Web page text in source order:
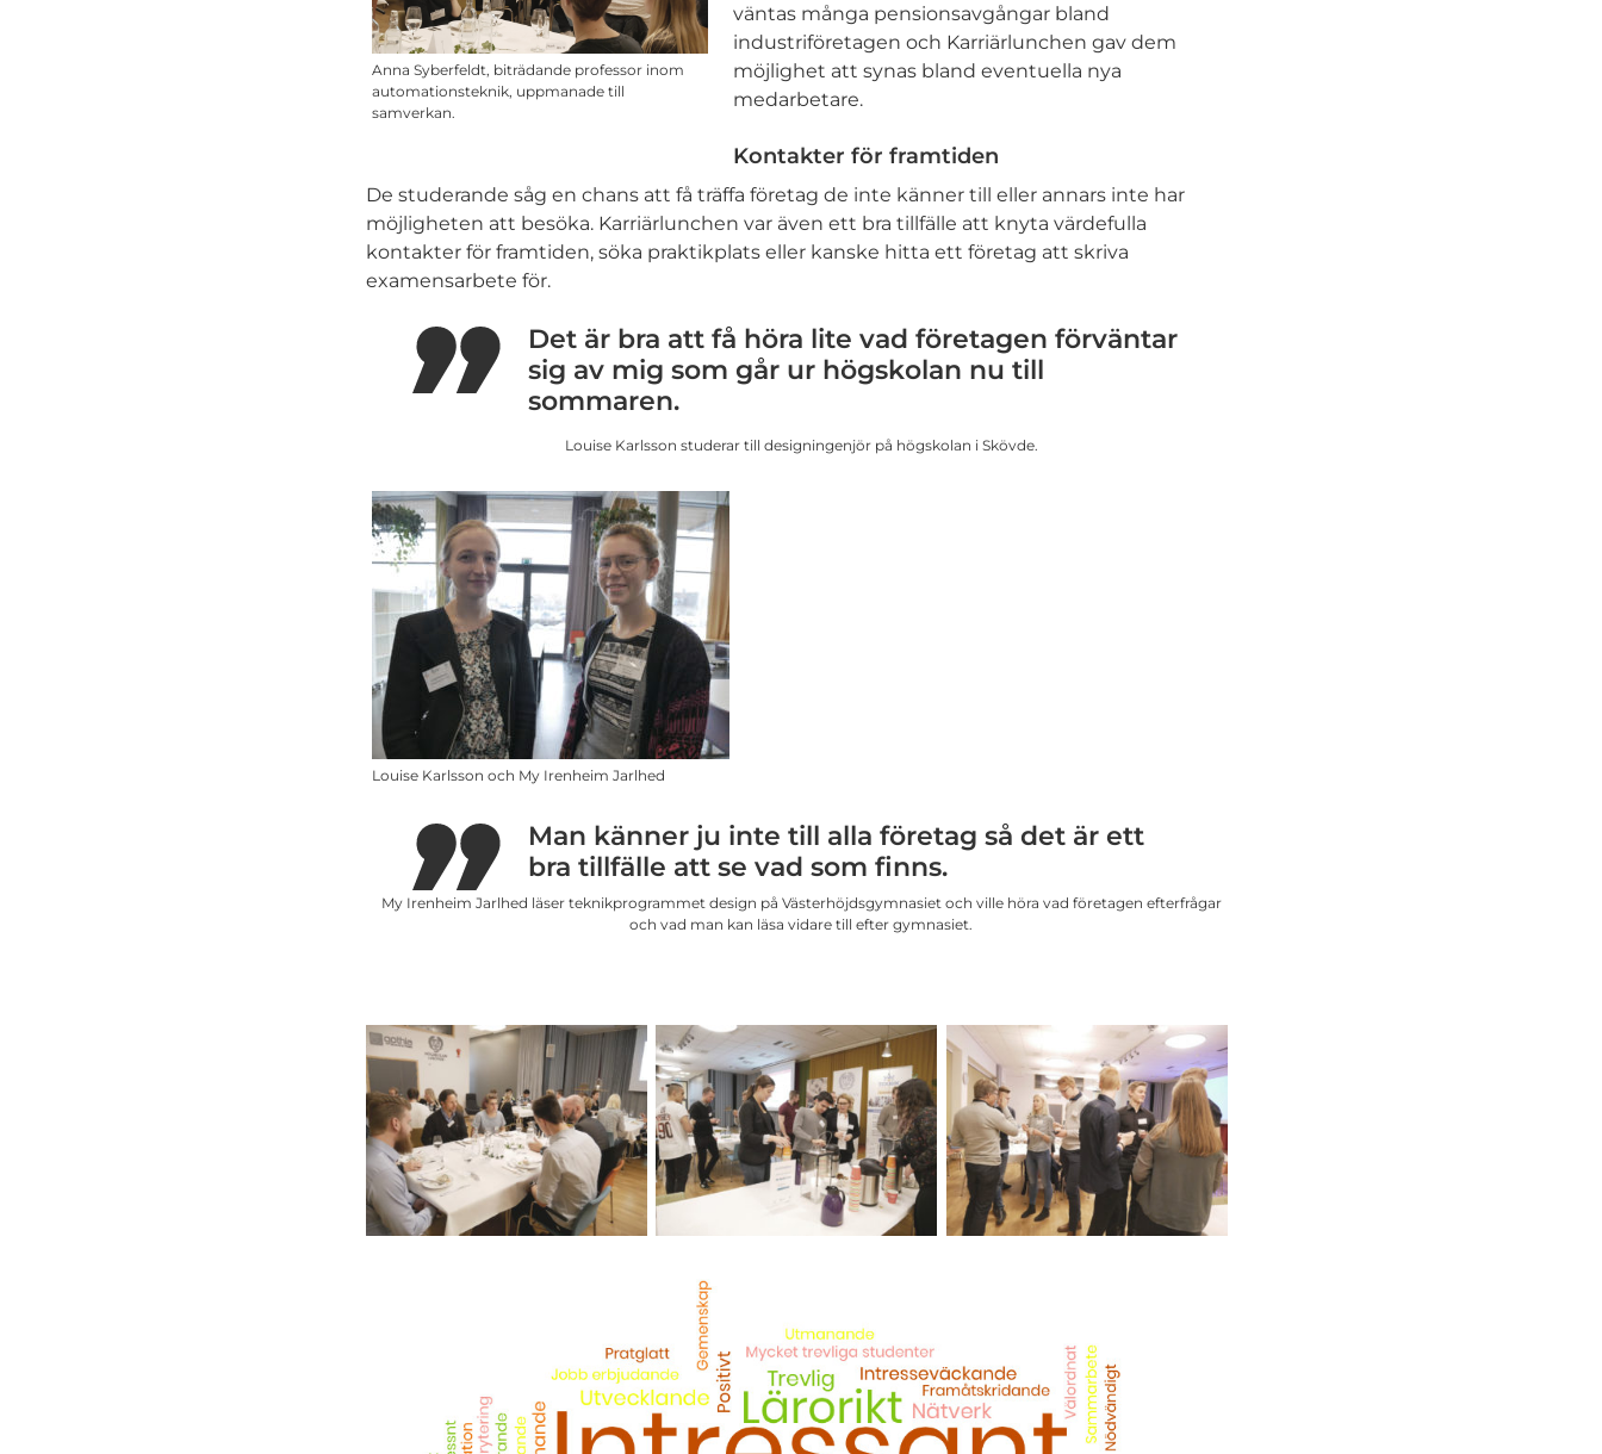
Anna Syberfeldt, biträdande professor inom
automationsteknik, uppmanade till
samverkan.
väntas många pensionsavgångar bland
industriföretagen och Karriärlunchen gav dem
möjlighet att synas bland eventuella nya
medarbetare.
Kontakter för framtiden
De studerande såg en chans att få träffa företag de inte känner till eller annars inte har
möjligheten att besöka. Karriärlunchen var även ett bra tillfälle att knyta värdefulla
kontakter för framtiden, söka praktikplats eller kanske hitta ett företag att skriva
examensarbete för.
Det är bra att få höra lite vad företagen förväntar
sig av mig som går ur högskolan nu till
sommaren.
Louise Karlsson studerar till designingenjör på högskolan i Skövde.
Louise Karlsson och My Irenheim Jarlhed
Man känner ju inte till alla företag så det är ett
bra tillfälle att se vad som finns.
My Irenheim Jarlhed läser teknikprogrammet design på Västerhöjdsgymnasiet och ville höra vad företagen efterfrågar
och vad man kan läsa vidare till efter gymnasiet.